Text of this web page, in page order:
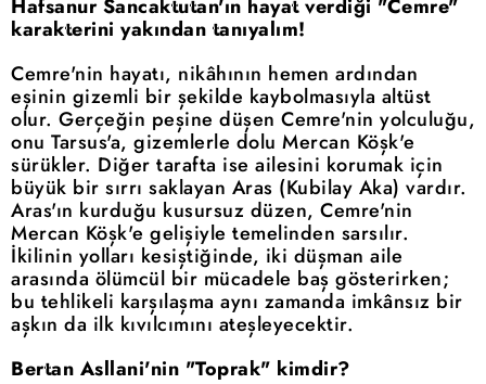
Hafsanur Sancaktutan'ın hayat verdiği "Cemre"
karakterini yakından tanıyalım!
Cemre'nin hayatı, nikâhının hemen ardından
eşinin gizemli bir şekilde kaybolmasıyla altüst
olur. Gerçeğin peşine düşen Cemre'nin yolculuğu,
onu Tarsus'a, gizemlerle dolu Mercan Köşk'e
sürükler. Diğer tarafta ise ailesini korumak için
büyük bir sırrı saklayan Aras (Kubilay Aka) vardır.
Aras'ın kurduğu kusursuz düzen, Cemre'nin
Mercan Köşk'e gelişiyle temelinden sarsılır.
İkilinin yolları kesiştiğinde, iki düşman aile
arasında ölümcül bir mücadele baş gösterirken;
bu tehlikeli karşılaşma aynı zamanda imkânsız bir
aşkın da ilk kıvılcımını ateşleyecektir.
Bertan Asllani'nin "Toprak" kimdir?